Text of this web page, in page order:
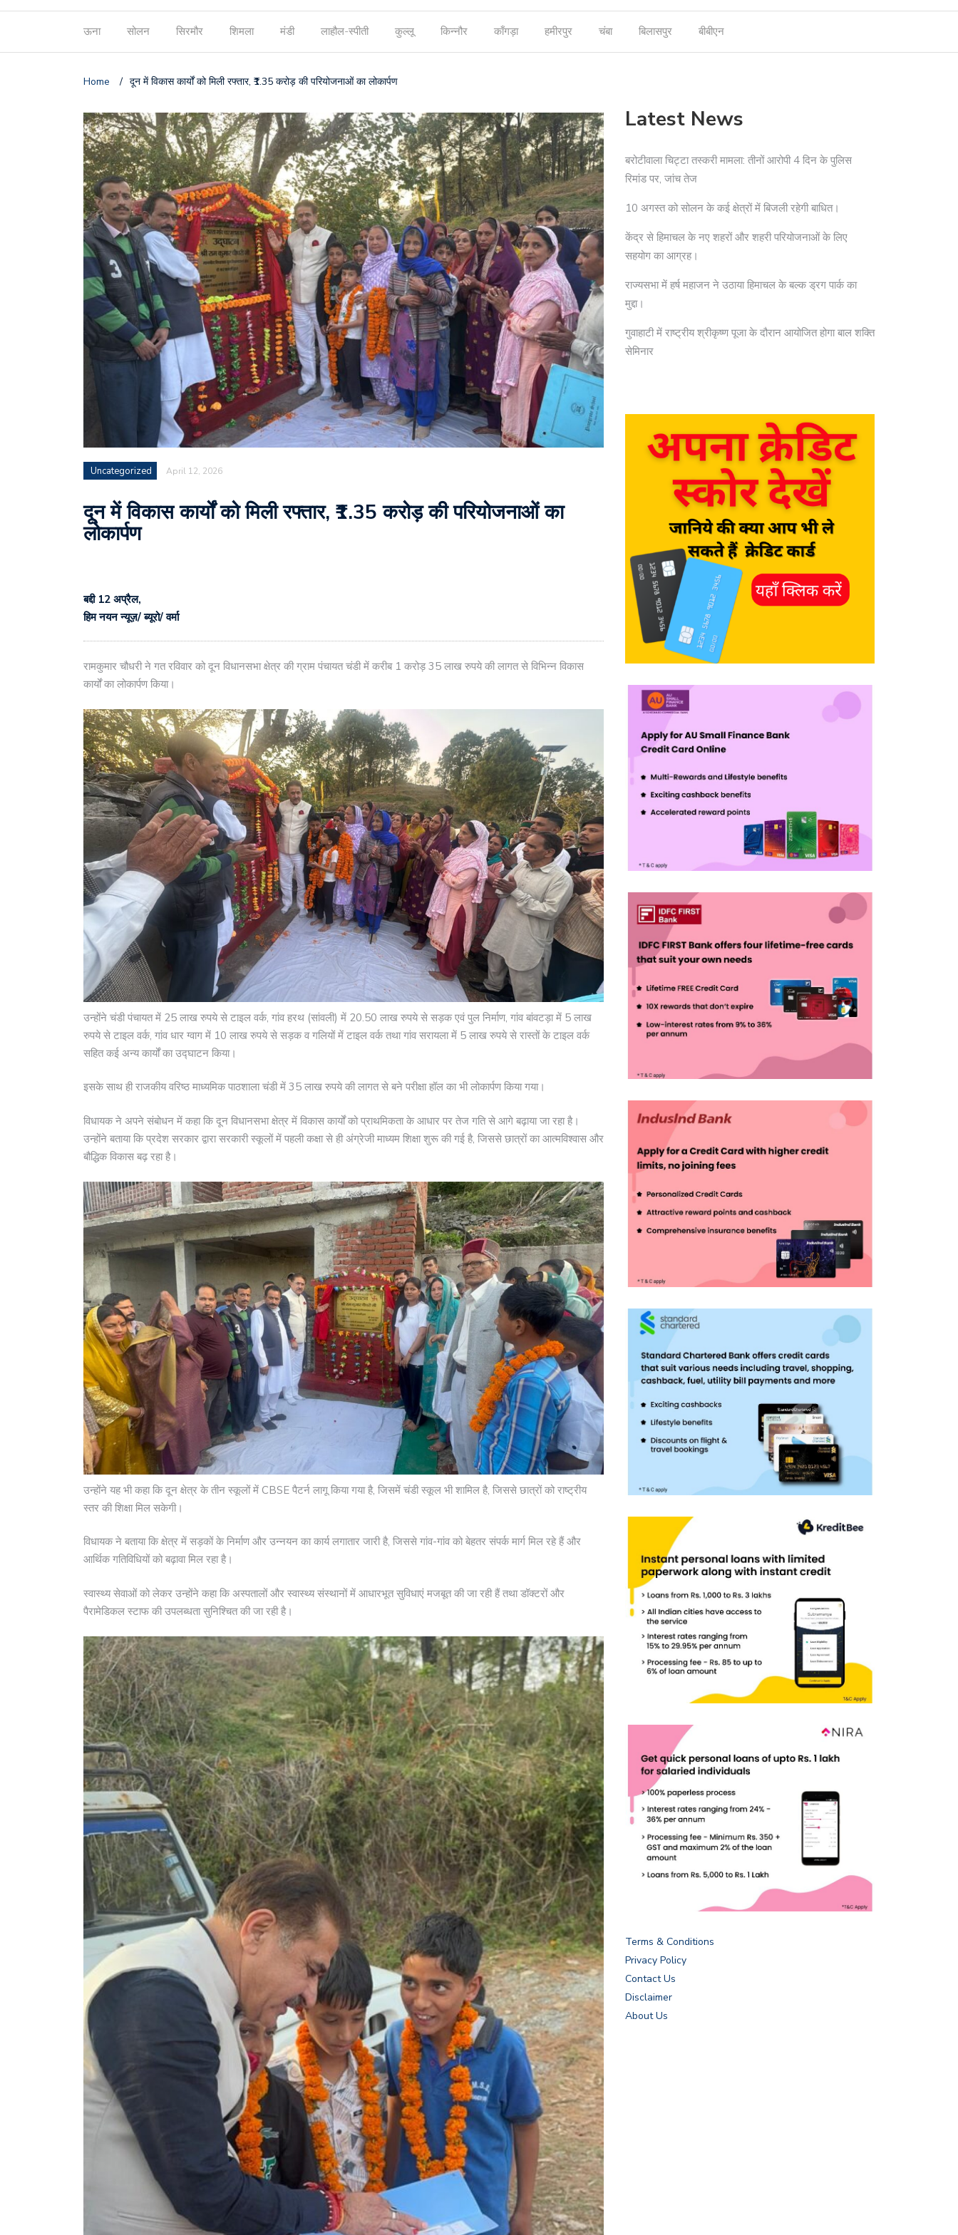
ऊना सोलन सिरमौर शिमला मंडी लाहौल-स्पीती कुल्लू किन्नौर काँगड़ा हमीरपुर चंबा बिलासपुर बीबीएन
Home / दून में विकास कार्यों को मिली रफ्तार, ₹1.35 करोड़ की परियोजनाओं का लोकार्पण
Uncategorized April 12, 2026
दून में विकास कार्यों को मिली रफ्तार, ₹1.35 करोड़ की परियोजनाओं का
लोकार्पण
बद्दी 12 अप्रैल,
हिम नयन न्यूज़/ ब्यूरो/ वर्मा
रामकुमार चौधरी ने गत रविवार को दून विधानसभा क्षेत्र की ग्राम पंचायत चंडी में करीब 1 करोड़ 35 लाख रुपये की लागत से विभिन्न विकास
कार्यों का लोकार्पण किया।
उन्होंने चंडी पंचायत में 25 लाख रुपये से टाइल वर्क, गांव हरथ (सांवली) में 20.50 लाख रुपये से सड़क एवं पुल निर्माण, गांव बांवटड़ा में 5 लाख
रुपये से टाइल वर्क, गांव धार ग्वाग में 10 लाख रुपये से सड़क व गलियों में टाइल वर्क तथा गांव सरायला में 5 लाख रुपये से रास्तों के टाइल वर्क
सहित कई अन्य कार्यों का उद्घाटन किया।
इसके साथ ही राजकीय वरिष्ठ माध्यमिक पाठशाला चंडी में 35 लाख रुपये की लागत से बने परीक्षा हॉल का भी लोकार्पण किया गया।
विधायक ने अपने संबोधन में कहा कि दून विधानसभा क्षेत्र में विकास कार्यों को प्राथमिकता के आधार पर तेज गति से आगे बढ़ाया जा रहा है।
उन्होंने बताया कि प्रदेश सरकार द्वारा सरकारी स्कूलों में पहली कक्षा से ही अंग्रेजी माध्यम शिक्षा शुरू की गई है, जिससे छात्रों का आत्मविश्वास और
बौद्धिक विकास बढ़ रहा है।
उन्होंने यह भी कहा कि दून क्षेत्र के तीन स्कूलों में CBSE पैटर्न लागू किया गया है, जिसमें चंडी स्कूल भी शामिल है, जिससे छात्रों को राष्ट्रीय
स्तर की शिक्षा मिल सकेगी।
विधायक ने बताया कि क्षेत्र में सड़कों के निर्माण और उन्नयन का कार्य लगातार जारी है, जिससे गांव-गांव को बेहतर संपर्क मार्ग मिल रहे हैं और
आर्थिक गतिविधियों को बढ़ावा मिल रहा है।
स्वास्थ्य सेवाओं को लेकर उन्होंने कहा कि अस्पतालों और स्वास्थ्य संस्थानों में आधारभूत सुविधाएं मजबूत की जा रही हैं तथा डॉक्टरों और
पैरामेडिकल स्टाफ की उपलब्धता सुनिश्चित की जा रही है।
Latest News
बरोटीवाला चिट्टा तस्करी मामला: तीनों आरोपी 4 दिन के पुलिस
रिमांड पर, जांच तेज
10 अगस्त को सोलन के कई क्षेत्रों में बिजली रहेगी बाधित।
केंद्र से हिमाचल के नए शहरों और शहरी परियोजनाओं के लिए
सहयोग का आग्रह।
राज्यसभा में हर्ष महाजन ने उठाया हिमाचल के बल्क ड्रग पार्क का
मुद्दा।
गुवाहाटी में राष्ट्रीय श्रीकृष्ण पूजा के दौरान आयोजित होगा बाल शक्ति
सेमिनार
Terms & Conditions
Privacy Policy
Contact Us
Disclaimer
About Us